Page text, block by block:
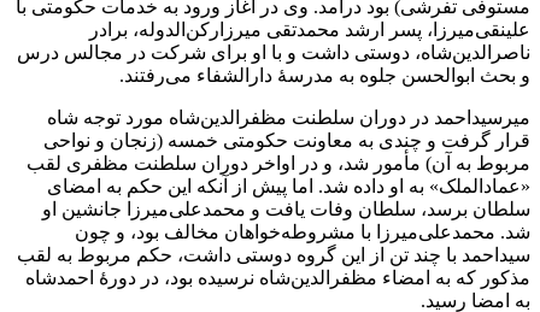
مستوفی تفرشی) بود درآمد. وی در آغاز ورود به خدمات حکومتی با
علینقی‌میرزا، پسر ارشد محمدتقی میرزارکن‌الدوله، برادر
ناصرالدین‌شاه، دوستی داشت و با او برای شرکت در مجالس درس
و بحث ابوالحسن جلوه به مدرسۀ دارالشفاء می‌رفتند.
میرسیداحمد در دوران سلطنت مظفرالدین‌شاه مورد توجه شاه
قرار گرفت و چندی به معاونت حکومتی خمسه (زنجان و نواحی
مربوط به آن) مأمور شد، و در اواخر دوران سلطنت مظفری لقب
«عمادالملک» به او داده شد. اما پیش از آنکه این حکم به امضای
سلطان برسد، سلطان وفات یافت و محمدعلی‌میرزا جانشین او
شد. محمدعلی‌میرزا با مشروطه‌خواهان مخالف بود، و چون
سیداحمد با چند تن از این گروه دوستی داشت، حکم مربوط به لقب
مذکور که به امضاء مظفرالدین‌شاه نرسیده بود، در دورۀ احمدشاه
به امضا رسید.